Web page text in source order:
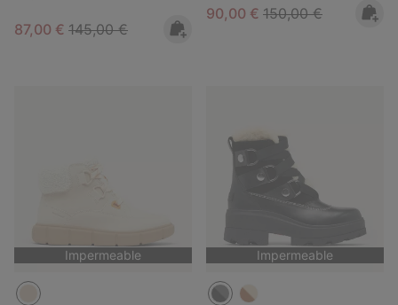
Sale price:
87,00 € Regular price:
145,00 €
Sale price:
90,00 € Regular price:
150,00 €
Impermeable Impermeable